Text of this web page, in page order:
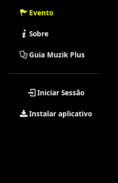
Evento
Sobre
Guia Muzik Plus
Iniciar Sessão
Instalar aplicativo